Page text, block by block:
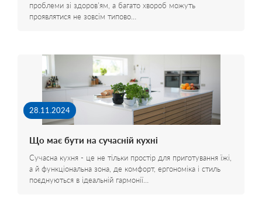
проблеми зі здоров'ям, а багато хвороб можуть
проявлятися не зовсім типово…
28.11.2024
Що має бути на сучасній кухні
Сучасна кухня - це не тільки простір для приготування їжі,
а й функціональна зона, де комфорт, ергономіка і стиль
поєднуються в ідеальній гармонії…